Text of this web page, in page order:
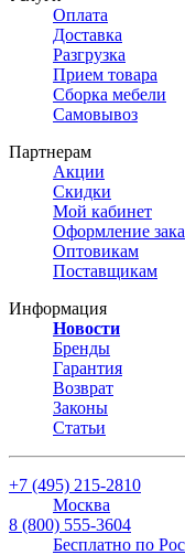
Оплата
Доставка
Разгрузка
Прием товара
Сборка мебели
Самовывоз
Партнерам
Акции
Скидки
Мой кабинет
Оформление
Оптовикам
Поставщикам
Информация
Новости
Бренды
Гарантия
Возврат
Законы
Статьи
+7 (495) 215-2810
Москва
8 (800) 555-3604
Бесплатно по